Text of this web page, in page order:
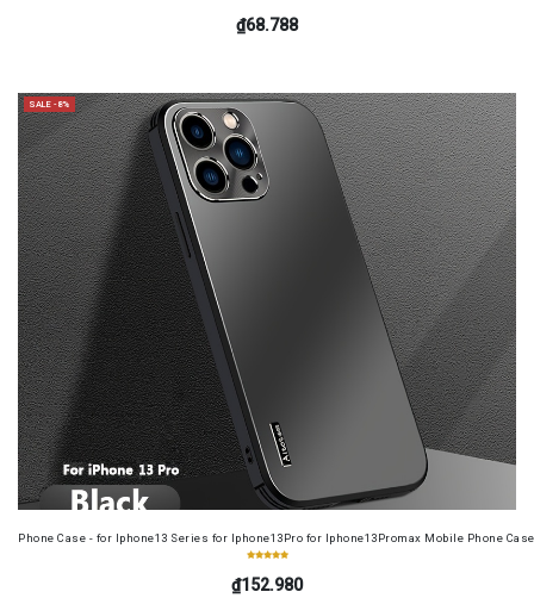
₫68.788
SALE -8%
Phone Case - for Iphone13 Series for Iphone13Pro for Iphone13Promax Mobile Phone
₫152.980